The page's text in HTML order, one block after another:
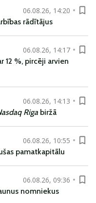
06.08.26, 14:20
rādītājus
06.08.26, 14:17
12 %, pircēji arvien
06.08.26, 14:13
Riga biržā
06.08.26, 10:55
pamatkapitālu
06.08.26, 09:36
nomniekus